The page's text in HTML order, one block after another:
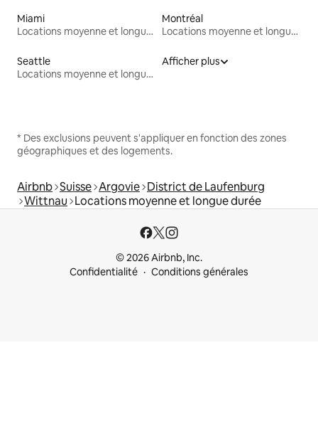
Miami
Locations moyenne et longue durée
Montréal
Locations moyenne et longue durée
Seattle
Locations moyenne et longue durée
Afficher plus
* Des exclusions peuvent s'appliquer en fonction des zones
géographiques et des logements.
Airbnb Suisse Argovie District de Laufenburg
Wittnau Locations moyenne et longue durée
© 2026 Airbnb, Inc.
Confidentialité
Conditions générales